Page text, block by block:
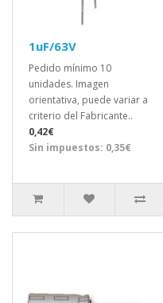
1uF/63V
Pedido mínimo 10
unidades. Imagen
orientativa, puede variar a
criterio del Fabricante..
0,42€
Sin impuestos: 0,35€